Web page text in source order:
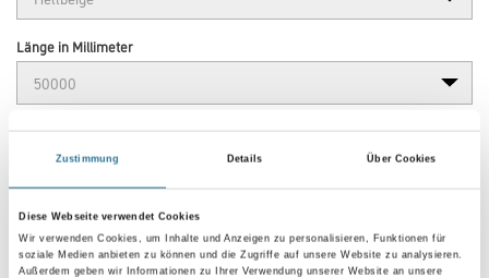
Zustimmung Details Über Cookies
Diese Webseite verwendet Cookies
Wir verwenden Cookies, um Inhalte und Anzeigen zu personalisieren, Funktionen für
soziale Medien anbieten zu können und die Zugriffe auf unsere Website zu analysieren.
Außerdem geben wir Informationen zu Ihrer Verwendung unserer Website an unsere
Länge in Millimeter
Breite in millimeter
Umrechnungsfaktoren